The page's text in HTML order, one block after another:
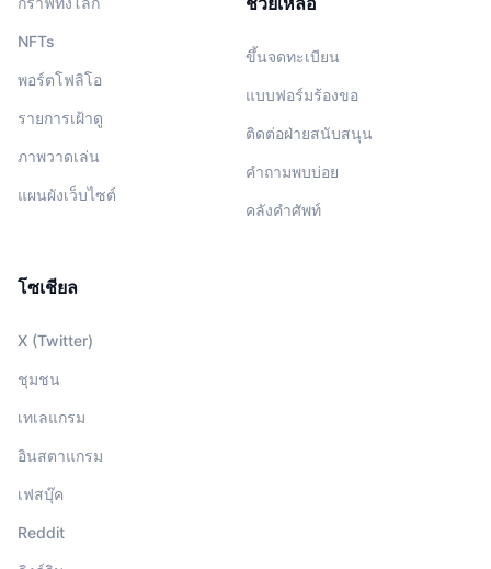
NFTs
พอร์ตโฟลิโอ
รายการเฝ้าดู
ภาพวาดเล่น
แผนผังเว็บไซต์
ขึ้นจดทะเบียน
แบบฟอร์มร้องขอ
ติดต่อฝ่ายสนับสนุน
คำถามพบบ่อย
คลังคำศัพท์
โซเชียล
X (Twitter)
ชุมชน
เทเลแกรม
อินสตาแกรม
เฟสบุ๊ค
Reddit